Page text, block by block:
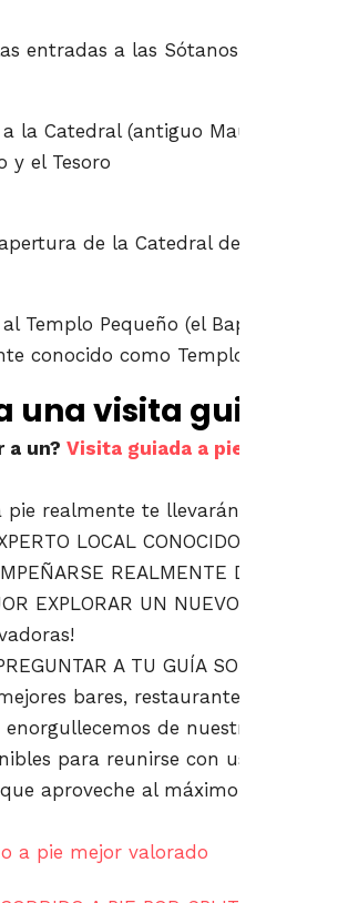
entradas a las Sótanos de
la Catedral (antiguo Mausoleo de
y el Tesoro
de la Catedral de San Duje
Templo Pequeño (el Baptisterio de
conocido como Templo de Júpiter.
una visita guiada a
a un? Visita guiada a pie por el
pie realmente te llevarán fuera de
LOCAL CONOCIDO TOME LA
REALMENTE DE LA
EXPLORAR UN NUEVO LUGAR
A TU GUÍA SOBRE los
bares, restaurantes y tiendas
enorgullecemos de nuestros
para reunirse con usted
que aproveche al máximo su tiempo
a pie mejor valorado